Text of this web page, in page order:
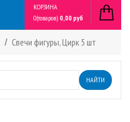
КОРЗИНА
0(товаров) 0,00 руб
Свечи фигуры, Цирк 5 шт
НАЙТИ